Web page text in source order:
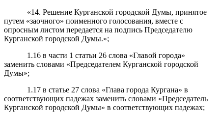
«14. Решение Курганской городской Думы, принятое
путем «заочного» поименного голосования, вместе с
опросным листом передается на подпись Председателю
Курганской городской Думы.»;
1.16 в части 1 статьи 26 слова «Главой города»
заменить словами «Председателем Курганской городской
Думы»;
1.17 в статье 27 слова «Глава города Кургана» в
соответствующих падежах заменить словами «Председатель
Курганской городской Думы» в соответствующих падежах;